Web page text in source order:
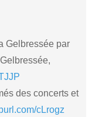
Gelbressée par
des concerts et
cLrogz